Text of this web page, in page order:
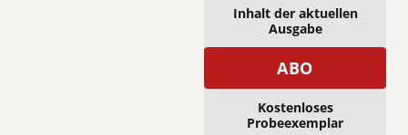
Inhalt der aktuellen
Ausgabe
ABO
Kostenloses
Probeexemplar